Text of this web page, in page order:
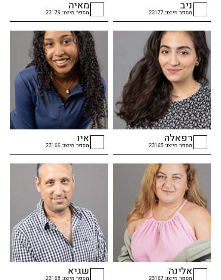
checkbox
ניב
מספר מיוצג: 23177
checkbox
מאיה
מספר מיוצג: 23179
checkbox
רפאלה
מספר מיוצג: 23165
checkbox
איו
מספר מיוצג: 23166
אלינה
מספר מיוצג: 23167
שגיא
מספר מיוצג: 23168